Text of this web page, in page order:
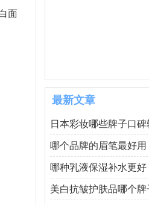
面
最新文章
日本彩妆哪些牌子口
哪个品牌的眉笔最好
哪种乳液保湿补水更
美白抗皱护肤品哪个